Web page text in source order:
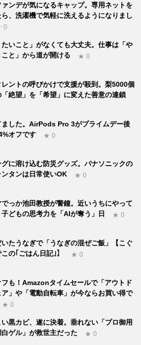
ンデが気になるキャップ。専用ネットを
、洗濯機で気軽に洗えるようになりまし
0
たいこと」がなくても大丈夫。仕事は「や
こと」から道が開ける
★ 0
ントの呼びかけで支援が殺到。梨5000個
絶望」を「希望」に変えた善意の連鎖
ました。AirPods Pro 3がプライムデー後
オフです
★ 0
グに溶け込む防災グッズ。パナソニックの
ンタンは日常使いOK
★ 0
っか池田教授が警鐘。近いうちにやって
子どもの思考力を「AIが奪う」日
★ 0
いたうなぎで「うなぎの混ぜご飯」【こぐ
の｢ごはん日記｣】
★ 0
フも！Amazonタイムセールで「アウトド
ア」や「電動自転車」が今ならお買い得で
★ 0
い黒カビ、遂に決着。垂れない「プロ御用
ゲル」が救世主だった
★ 0